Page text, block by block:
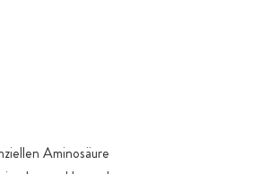
Aminosäure